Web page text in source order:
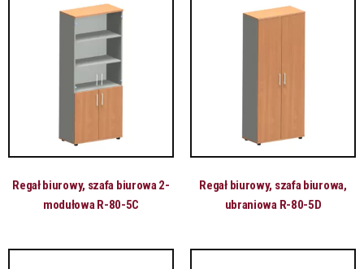
Regał biurowy, szafa biurowa 2-
modułowa R-80-5C
Regał biurowy, szafa biurowa,
ubraniowa R-80-5D